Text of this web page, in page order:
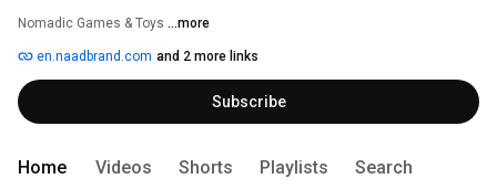
Nomadic Games & Toys ...more
en.naadbrand.com and 2 more links
Subscribe
Home Videos Shorts Playlists Search